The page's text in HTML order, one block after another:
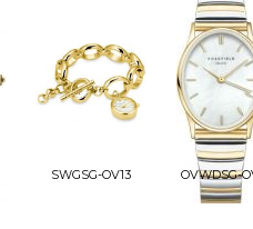
SWGSG-OV13 OVWDSG-